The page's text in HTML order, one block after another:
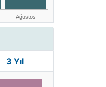
3 Yıl